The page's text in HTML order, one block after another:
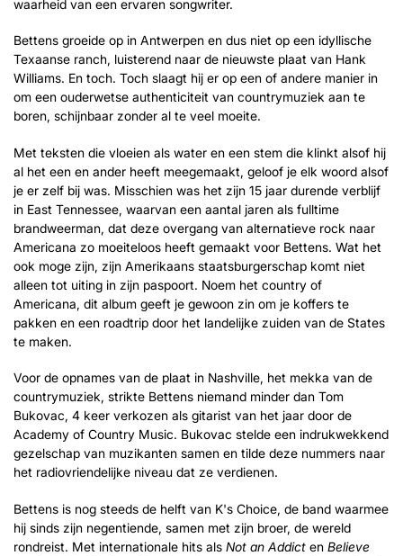
waarheid van een ervaren songwriter.
Bettens groeide op in Antwerpen en dus niet op een idyllische
Texaanse ranch, luisterend naar de nieuwste plaat van Hank
Williams. En toch. Toch slaagt hij er op een of andere manier in
om een ouderwetse authenticiteit van countrymuziek aan te
boren, schijnbaar zonder al te veel moeite.
Met teksten die vloeien als water en een stem die klinkt alsof hij
al het een en ander heeft meegemaakt, geloof je elk woord alsof
je er zelf bij was. Misschien was het zijn 15 jaar durende verblijf
in East Tennessee, waarvan een aantal jaren als fulltime
brandweerman, dat deze overgang van alternatieve rock naar
Americana zo moeiteloos heeft gemaakt voor Bettens. Wat het
ook moge zijn, zijn Amerikaans staatsburgerschap komt niet
alleen tot uiting in zijn paspoort. Noem het country of
Americana, dit album geeft je gewoon zin om je koffers te
pakken en een roadtrip door het landelijke zuiden van de States
te maken.
Voor de opnames van de plaat in Nashville, het mekka van de
countrymuziek, strikte Bettens niemand minder dan Tom
Bukovac, 4 keer verkozen als gitarist van het jaar door de
Academy of Country Music. Bukovac stelde een indrukwekkend
gezelschap van muzikanten samen en tilde deze nummers naar
het radiovriendelijke niveau dat ze verdienen.
Bettens is nog steeds de helft van K's Choice, de band waarmee
hij sinds zijn negentiende, samen met zijn broer, de wereld
rondreist. Met internationale hits als Not an Addict en Believe